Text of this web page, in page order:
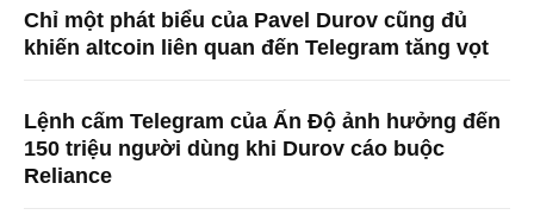
Chỉ một phát biểu của Pavel Durov cũng đủ
khiến altcoin liên quan đến Telegram tăng vọt
Lệnh cấm Telegram của Ấn Độ ảnh hưởng đến
150 triệu người dùng khi Durov cáo buộc
Reliance